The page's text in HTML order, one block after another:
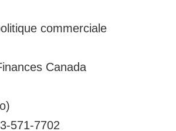
commerciale
Canada